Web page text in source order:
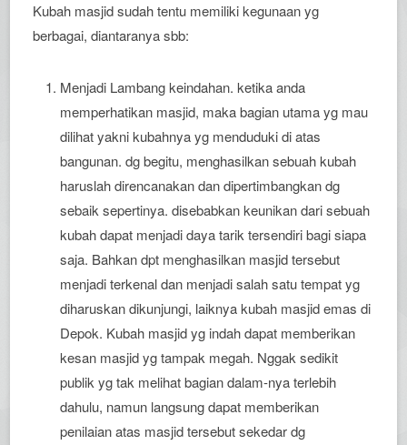
Kubah masjid sudah tentu memiliki kegunaan yg
berbagai, diantaranya sbb:
Menjadi Lambang keindahan. ketika anda
memperhatikan masjid, maka bagian utama yg mau
dilihat yakni kubahnya yg menduduki di atas
bangunan. dg begitu, menghasilkan sebuah kubah
haruslah direncanakan dan dipertimbangkan dg
sebaik sepertinya. disebabkan keunikan dari sebuah
kubah dapat menjadi daya tarik tersendiri bagi siapa
saja. Bahkan dpt menghasilkan masjid tersebut
menjadi terkenal dan menjadi salah satu tempat yg
diharuskan dikunjungi, laiknya kubah masjid emas di
Depok. Kubah masjid yg indah dapat memberikan
kesan masjid yg tampak megah. Nggak sedikit
publik yg tak melihat bagian dalam-nya terlebih
dahulu, namun langsung dapat memberikan
penilaian atas masjid tersebut sekedar dg